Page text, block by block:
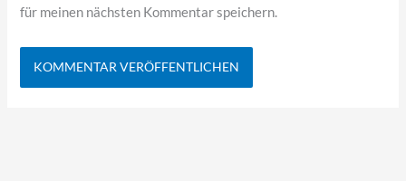
für meinen nächsten Kommentar speichern.